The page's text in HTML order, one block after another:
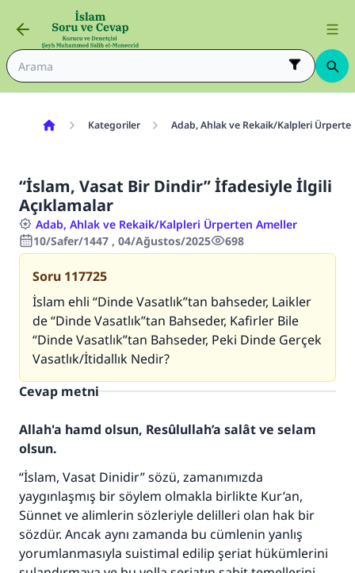
Kategoriler Adab, Ahlak ve Rekaik/Kalpleri
“İslam, Vasat Bir Dindir” İfadesiyle İlgili
Açıklamalar
Adab, Ahlak ve Rekaik/Kalpleri Ürperten Ameller
10/Safer/1447 , 04/Ağustos/2025
698
Soru 117725
İslam ehli “Dinde Vasatlık”tan bahseder, Laikler
de “Dinde Vasatlık”tan Bahseder, Kafirler Bile
“Dinde Vasatlık”tan Bahseder, Peki Dinde Gerçek
Vasatlık/İtidallık Nedir?
Cevap metni
Allah'a hamd olsun, Resûlullah’a salât ve selam
olsun.
“İslam, Vasat Dinidir” sözü, zamanımızda
yaygınlaşmış bir söylem olmakla birlikte Kur’an,
Sünnet ve alimlerin sözleriyle delilleri olan hak bir
sözdür. Ancak aynı zamanda bu cümlenin yanlış
yorumlanmasıyla suistimal edilip şeriat hükümlerini